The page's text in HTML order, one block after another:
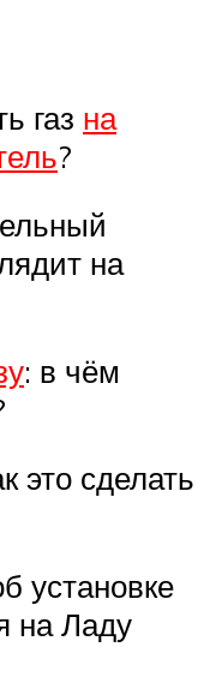
газ на
?
на
: в чём
это сделать
установке
на Ладу